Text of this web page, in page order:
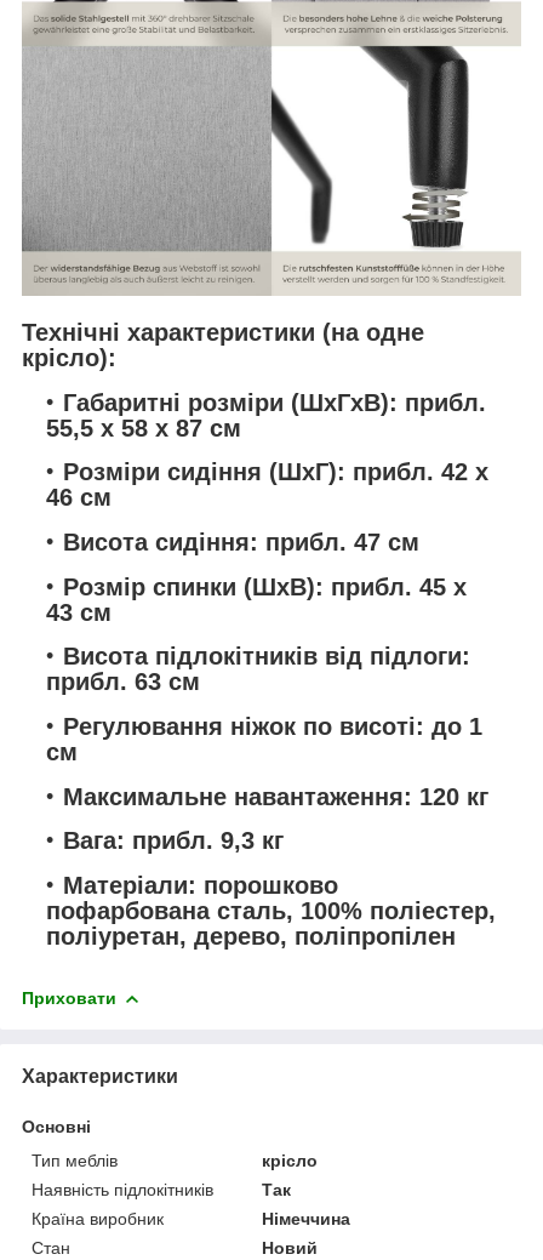
Технічні характеристики (на одне
крісло):
Габаритні розміри (ШхГхВ): прибл.
55,5 x 58 x 87 см
Розміри сидіння (ШхГ): прибл. 42 x
46 см
Висота сидіння: прибл. 47 см
Розмір спинки (ШхВ): прибл. 45 x
43 см
Висота підлокітників від підлоги:
прибл. 63 см
Регулювання ніжок по висоті: до 1
см
Максимальне навантаження: 120 кг
Вага: прибл. 9,3 кг
Матеріали: порошково
пофарбована сталь, 100% поліестер,
поліуретан, дерево, поліпропілен
Приховати
Характеристики
Основні
Тип меблів
крісло
Наявність підлокітників
Так
Країна виробник
Німеччина
Стан
Новий